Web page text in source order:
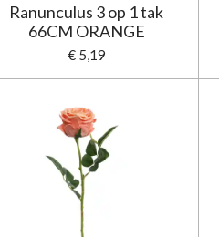
Ranunculus 3 op 1 tak
66CM ORANGE
€ 5,19